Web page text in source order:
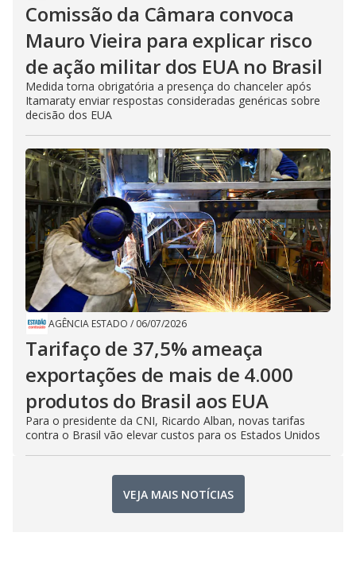
Comissão da Câmara convoca
Mauro Vieira para explicar risco
de ação militar dos EUA no Brasil
Medida torna obrigatória a presença do chanceler após
Itamaraty enviar respostas consideradas genéricas sobre
decisão dos EUA
AGÊNCIA ESTADO / 06/07/2026
Tarifaço de 37,5% ameaça
exportações de mais de 4.000
produtos do Brasil aos EUA
Para o presidente da CNI, Ricardo Alban, novas tarifas
contra o Brasil vão elevar custos para os Estados Unidos
VEJA MAIS NOTÍCIAS